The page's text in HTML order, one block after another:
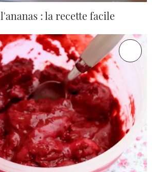
: la recette facile